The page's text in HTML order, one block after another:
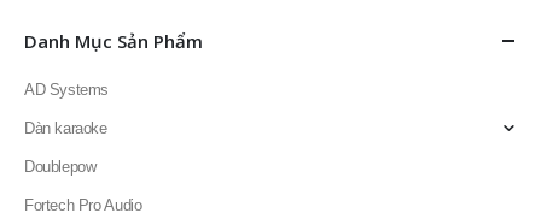
Danh Mục Sản Phẩm